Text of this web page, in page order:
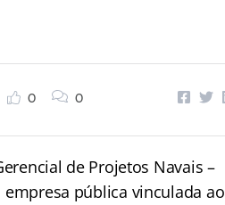
0 0
de Projetos Navais –
empresa pública vinculada ao